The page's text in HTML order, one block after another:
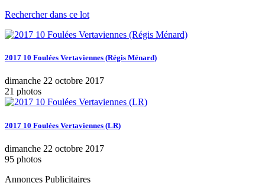
Rechercher dans ce lot
2017 10 Foulées Vertaviennes (Régis Ménard)
dimanche 22 octobre 2017
21 photos
2017 10 Foulées Vertaviennes (LR)
dimanche 22 octobre 2017
95 photos
Annonces Publicitaires